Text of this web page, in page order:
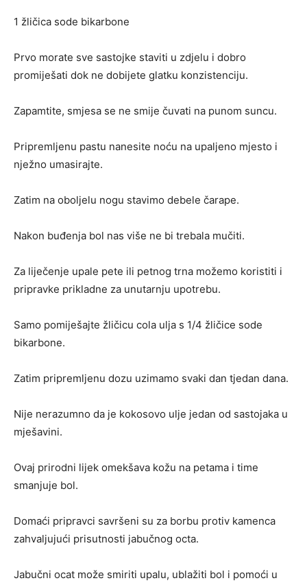
1 žličica sode bikarbone
Prvo morate sve sastojke staviti u zdjelu i dobro
promiješati dok ne dobijete glatku konzistenciju.
Zapamtite, smjesa se ne smije čuvati na punom suncu.
Pripremljenu pastu nanesite noću na upaljeno mjesto i
nježno umasirajte.
Zatim na oboljelu nogu stavimo debele čarape.
Nakon buđenja bol nas više ne bi trebala mučiti.
Za liječenje upale pete ili petnog trna možemo koristiti i
pripravke prikladne za unutarnju upotrebu.
Samo pomiješajte žličicu cola ulja s 1/4 žličice sode
bikarbone.
Zatim pripremljenu dozu uzimamo svaki dan tjedan dana.
Nije nerazumno da je kokosovo ulje jedan od sastojaka u
mješavini.
Ovaj prirodni lijek omekšava kožu na petama i time
smanjuje bol.
Domaći pripravci savršeni su za borbu protiv kamenca
zahvaljujući prisutnosti jabučnog octa.
Jabučni ocat može smiriti upalu, ublažiti bol i pomoći u